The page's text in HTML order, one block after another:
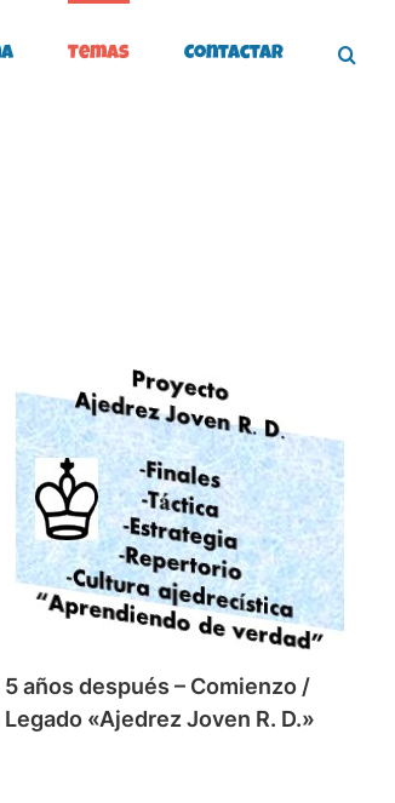
Temas Contactar
5 años después – Comienzo /
Legado «Ajedrez Joven R. D.»